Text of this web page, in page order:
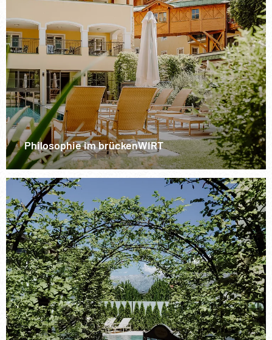
Philosophie im brückenWIRT